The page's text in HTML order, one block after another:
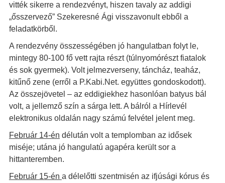
vitték sikerre a rendezvényt, hiszen tavaly az addigi
„ősszervező” Szekeresné Ági visszavonult ebből a
feladatkörből.
A rendezvény összességében jó hangulatban folyt le,
mintegy 80-100 fő vett rajta részt (túlnyomórészt fiatalok
és sok gyermek). Volt jelmezverseny, táncház, teaház,
kitűnő zene (erről a P.Kabi.Net. együttes gondoskodott).
Az összejövetel – az eddigiekhez hasonlóan batyus bál
volt, a jellemző szín a sárga lett. A bálról a Hírlevél
elektronikus oldalán nagy számú felvétel jelent meg.
Február 14-én délután volt a templomban az idősek
miséje; utána jó hangulatú agapéra került sor a
hittanteremben.
Február 15-én a délelőtti szentmisén az ifjúsági kórus és